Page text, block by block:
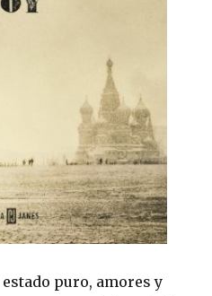
puro, amores y